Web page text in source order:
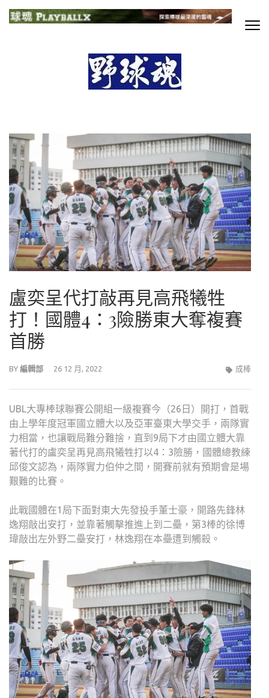
Skip
盧奕呈代打敲再見高飛犧牲
打！國體4：3險勝東大奪複賽
首勝
BY 編輯部 26 12 月, 2022 成棒
UBL大專棒球聯賽公開組一級複賽今（26日）開打，首戰
由上學年度冠軍國立體大以及亞軍臺東大學交手，兩隊實
力相當，也讓戰局難分難捨，直到9局下才由國立體大靠
著代打的盧奕呈再見高飛犧牲打以4：3險勝，國體總教練
邱俊文認為，兩隊實力伯仲之間，開賽前就有預期會是場
艱難的比賽。
此戰國體在1局下面對東大先發投手董士豪，開路先鋒林
逸翔敲出安打，並靠著觸擊推進上到二壘，第3棒的徐博
瑋敲出左外野二壘安打，林逸翔在本壘遭到觸殺。